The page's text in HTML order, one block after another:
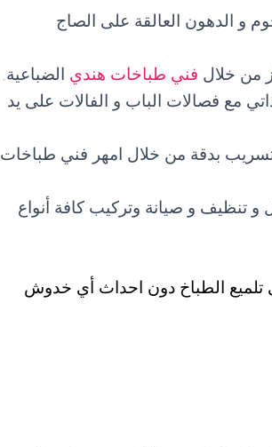
و الدهون العالقة على الصاج
من خلال فني طباخات هندي الضباعية.
مع فصالات الباب و الفالات على يد
بدقة من خلال امهر فني طباخات
تنظيف و صيانة وتركيب كافة أنواع
تلميع الطباخ دون احداث أي خدوش